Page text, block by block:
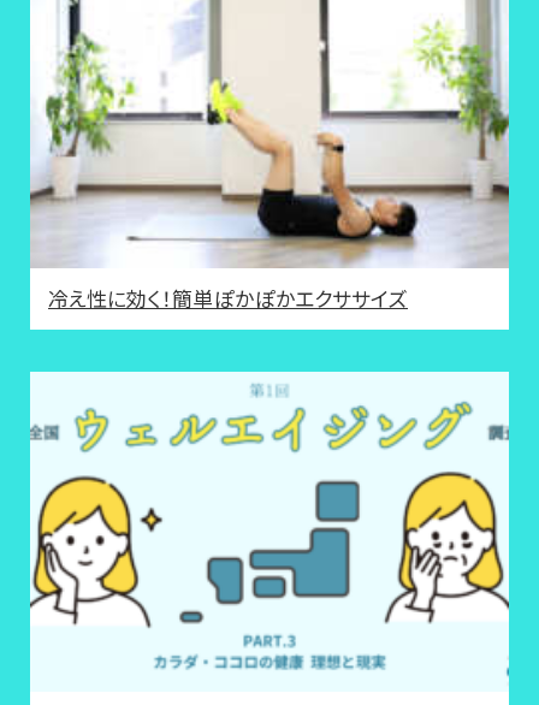
冷え性に効く！簡単ぽかぽかエクササイズ